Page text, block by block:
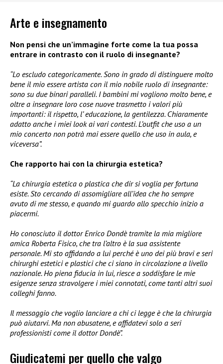
Arte e insegnamento
Non pensi che un’immagine forte come la tua possa
entrare in contrasto con il ruolo di insegnante?
“Lo escludo categoricamente. Sono in grado di distinguere molto
bene il mio essere artista con il mio nobile ruolo di insegnante:
sono su due binari paralleli. I bambini mi vogliono molto bene, e
oltre a insegnare loro cose nuove trasmetto i valori più
importanti: il rispetto, l’ educazione, la gentilezza. Chiaramente
adatto anche i miei look ai vari contesti. L’outfit che uso a un
mio concerto non potrà mai essere quello che uso in aula, e
viceversa”.
Che rapporto hai con la chirurgia estetica?
“La chirurgia estetica o plastica che dir si voglia per fortuna
esiste. Sto cercando di assomigliare all’idea che ho sempre
avuto di me stesso, e quando mi guardo allo specchio inizio a
piacermi.
Ho conosciuto il dottor Enrico Dondè tramite la mia migliore
amica Roberta Fisico, che tra l’altro è la sua assistente
personale. Mi sto affidando a lui perché è uno dei più bravi e seri
chirurghi estetici e plastici che ci siano in circolazione a livello
nazionale. Ho piena fiducia in lui, riesce a soddisfare le mie
esigenze senza stravolgere i miei connotati, come tanti altri suoi
colleghi fanno.
Il messaggio che voglio lanciare a chi ci legge è che la chirurgia
può aiutarvi. Ma non abusatene, e affidatevi solo a seri
professionisti come il dottor Dondè”.
Giudicatemi per quello che valgo